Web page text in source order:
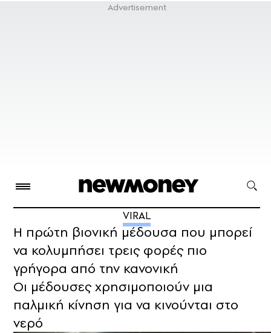
VIRAL
Η πρώτη βιονική μέδουσα που μπορεί
να κολυμπήσει τρεις φορές πιο
γρήγορα από την κανονική
Οι μέδουσες χρησιμοποιούν μια
παλμική κίνηση για να κινούνται στο
νερό